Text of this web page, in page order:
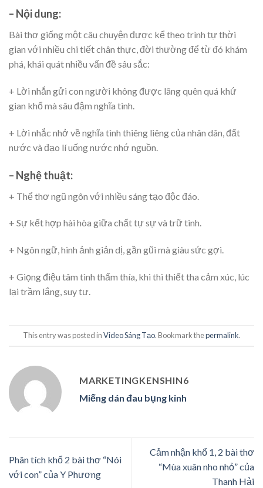
– Nội dung:
Bài thơ giống một câu chuyện được kể theo trình tự thời
gian với nhiều chi tiết chân thực, đời thường để từ đó khám
phá, khái quát nhiều vấn đề sâu sắc:
+ Lời nhắn gửi con người không được lãng quên quá khứ
gian khổ mà sâu đậm nghĩa tình.
+ Lời nhắc nhở về nghĩa tình thiêng liêng của nhân dân, đất
nước và đạo lí uống nước nhớ nguồn.
– Nghệ thuật:
+ Thể thơ ngũ ngôn với nhiều sáng tạo độc đáo.
+ Sự kết hợp hài hòa giữa chất tự sự và trữ tình.
+ Ngôn ngữ, hình ảnh giản dị, gần gũi mà giàu sức gợi.
+ Giọng điệu tâm tình thấm thía, khi thì thiết tha cảm xúc, lúc
lại trầm lắng, suy tư.
This entry was posted inVideo Sáng Tạo. Bookmark thepermalink.
MARKETINGKENSHIN6
Miếng dán đau bụng kinh
Phân tích khổ 2 bài thơ “Nói
với con” của Y Phương
Cảm nhận khổ 1, 2 bài thơ
“Mùa xuân nho nhỏ” của
Thanh Hải